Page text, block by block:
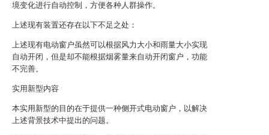
境变化进行自动控制，方便各种人群操作。
上述现有装置还存在以下不足之处：
上述现有电动窗户虽然可以根据风力大小和雨量大小实现
自动开闭，但是却不能根据烟雾量来自动开闭窗户，功能
不完善。
实用新型内容
本实用新型的目的在于提供一种侧开式电动窗户，以解决
上述背景技术中提出的问题。